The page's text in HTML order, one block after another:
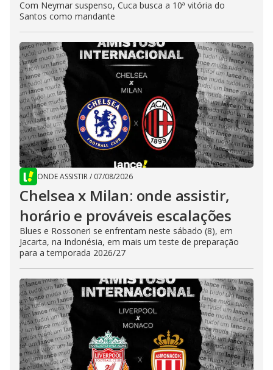
Com Neymar suspenso, Cuca busca a 10ª vitória do
Santos como mandante
ONDE ASSISTIR/ 07/08/2026
Chelsea x Milan: onde assistir,
horário e prováveis escalações
Blues e Rossoneri se enfrentam neste sábado (8), em
Jacarta, na Indonésia, em mais um teste de preparação
para a temporada 2026/27